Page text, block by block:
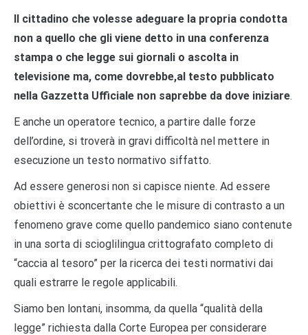
Il cittadino che volesse adeguare la propria condotta
non a quello che gli viene detto in una conferenza
stampa o che legge sui giornali o ascolta in
televisione ma, come dovrebbe,al testo pubblicato
nella Gazzetta Ufficiale non saprebbe da dove iniziare.
E anche un operatore tecnico, a partire dalle forze
dell’ordine, si troverà in gravi difficoltà nel mettere in
esecuzione un testo normativo siffatto.
Ad essere generosi non si capisce niente. Ad essere
obiettivi è sconcertante che le misure di contrasto a un
fenomeno grave come quello pandemico siano contenute
in una sorta di scioglilingua crittografato completo di
“caccia al tesoro” per la ricerca dei testi normativi dai
quali estrarre le regole applicabili.
Siamo ben lontani, insomma, da quella “qualità della
legge” richiesta dalla Corte Europea per considerare